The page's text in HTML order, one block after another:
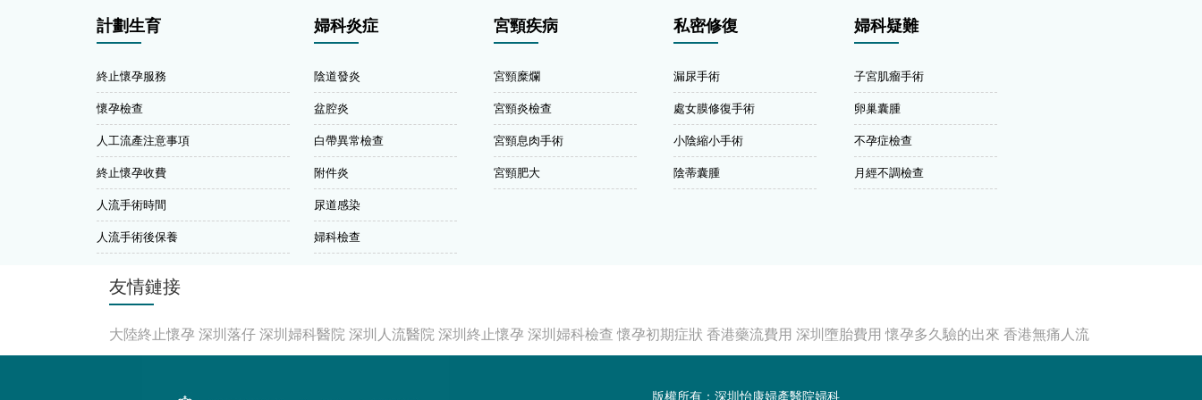
計劃生育
終止懷孕服務
懷孕檢查
人工流產注意事項
終止懷孕收費
人流手術時間
人流手術後保養
婦科炎症
陰道發炎
盆腔炎
白帶異常檢查
附件炎
尿道感染
婦科檢查
宮頸疾病
宮頸糜爛
宮頸炎檢查
宮頸息肉手術
宮頸肥大
私密修復
漏尿手術
處女膜修復手術
小陰縮小手術
陰蒂囊腫
婦科疑難
子宮肌瘤手術
卵巢囊腫
不孕症檢查
月經不調檢查
友情鏈接
大陸終止懷孕 深圳落仔深圳婦科醫院深圳人流醫院深圳終止懷孕 深圳婦科檢查 懷孕初期症狀 香港藥流費用 深圳墮胎費用 懷孕多久驗的出來 香港無痛人流
版權所有：深圳怡康婦產醫院婦科